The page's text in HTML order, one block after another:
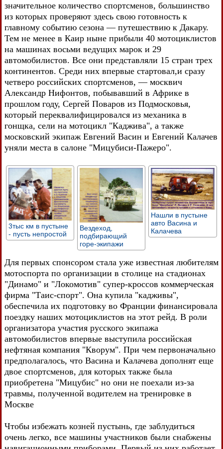
значительное количество спортсменов, большинство
из которых проверяют здесь свою готовность к
главному событию сезона — путешествию к Дакару.
Тем не менее в Каир ныне прибыли 40 мотоциклистов
на машинах восьми ведущих марок и 29
автомобилистов. Все они представляли 15 стран трех
континентов. Среди них впервые стартовал,и сразу
четверо российских спортсменов, — москвич
Александр Нифонтов, побывавший в Африке в
прошлом году, Сергей Поваров из Подмосковья,
который переквалифицировался из механика в
гонщка, сели на мотоцикл "Каджива", а также
московский экипаж Евгений Васин и Евгений Калачев
уняли места в салоне "Мицубиси-Пажеро".
3тыс км в пустыне
- пусть непростой
Вездеход,
подбирающий
горе-экипажи
Нашли в пустыне
авто Васина и
Калачева
Для первых спонсором стала уже известная любителям
мотоспорта по организации в столице на стадионах
"Динамо" и "Локомотив" супер-кроссов коммерческая
фирма "Таис-спорт". Она купила "кадживы",
обеспечила их подготовку во Франции финансировала
поездку наших мотоциклистов на этот рейд. В роли
организатора участия русского экипажа
автомобилистов впервые выступила российская
нефтяная компания "Кворум". При чем первоначально
предполагалось, что Васина и Калачева дополнят еще
двое спортсменов, для которых также была
приобретена "Мицубис" но они не поехали из-за
травмы, полученной водителем на тренировке в
Москве
Чтобы избежать козней пустынь, где заблудиться
очень легко, все машины участников были снабжены